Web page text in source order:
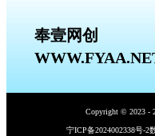
奉壹网创
Copyright © 2023 -
宁ICP备2024002338号-2